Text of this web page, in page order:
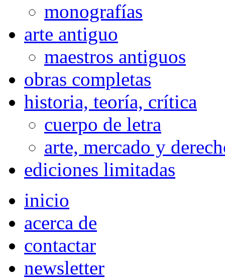
monografías
arte antiguo
maestros antiguos
obras completas
historia, teoría, crítica
cuerpo de letra
arte, mercado y
ediciones limitadas
inicio
acerca de
contactar
newsletter